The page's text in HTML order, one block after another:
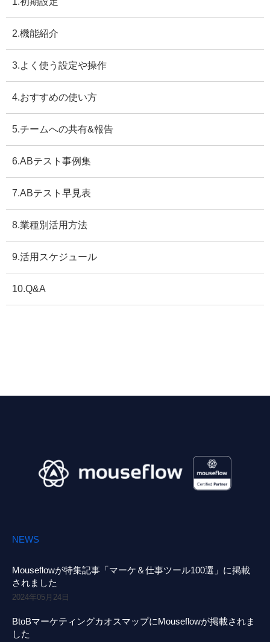
2.機能紹介
3.よく使う設定や操作
4.おすすめの使い方
5.チームへの共有&報告
6.ABテスト事例集
7.ABテスト早見表
8.業種別活用方法
9.活用スケジュール
10.Q&A
NEWS
Mouseflowが特集記事「マーケ＆仕事ツール100選」に掲載
されました
2024年05月24日
BtoBマーケティングカオスマップにMouseflowが掲載されま
した